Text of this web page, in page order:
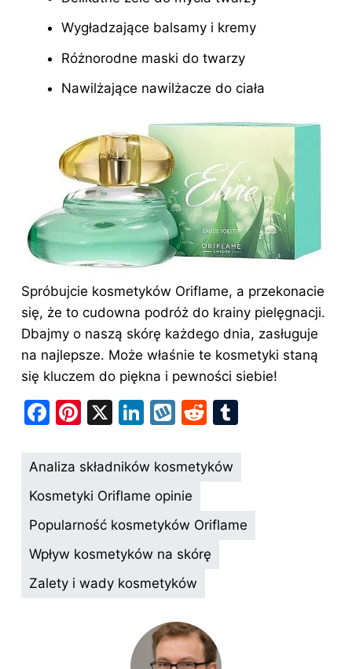
Wygładzające balsamy i kremy
Różnorodne maski do twarzy
Nawilżające nawilżacze do ciała
Spróbujcie kosmetyków Oriflame, a przekonacie
się, że to cudowna podróż do krainy pielęgnacji.
Dbajmy o naszą skórę każdego dnia, zasługuje
na najlepsze. Może właśnie te kosmetyki staną
się kluczem do piękna i pewności siebie!
F
c
e
b
o
o
k
Pi
er
e
st
X
Li
k
e
dI
n
W
k
o
p
R
d
t
Analiza składników kosmetyków
Kosmetyki Oriflame opinie
Popularność kosmetyków Oriflame
Wpływ kosmetyków na skórę
Zalety i wady kosmetyków